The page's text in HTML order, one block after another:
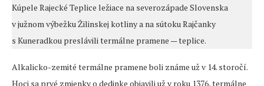
Kúpele Rajecké Teplice ležiace na severozápade Slovenska
v južnom výbežku Žilinskej kotliny a na sútoku Rajčanky
s Kuneradkou preslávili termálne pramene — teplice.
Alkalicko-zemité termálne pramene boli známe už v 14. storočí.
Hoci sa prvé zmienky o dedinke objavili už v roku 1376, termálne